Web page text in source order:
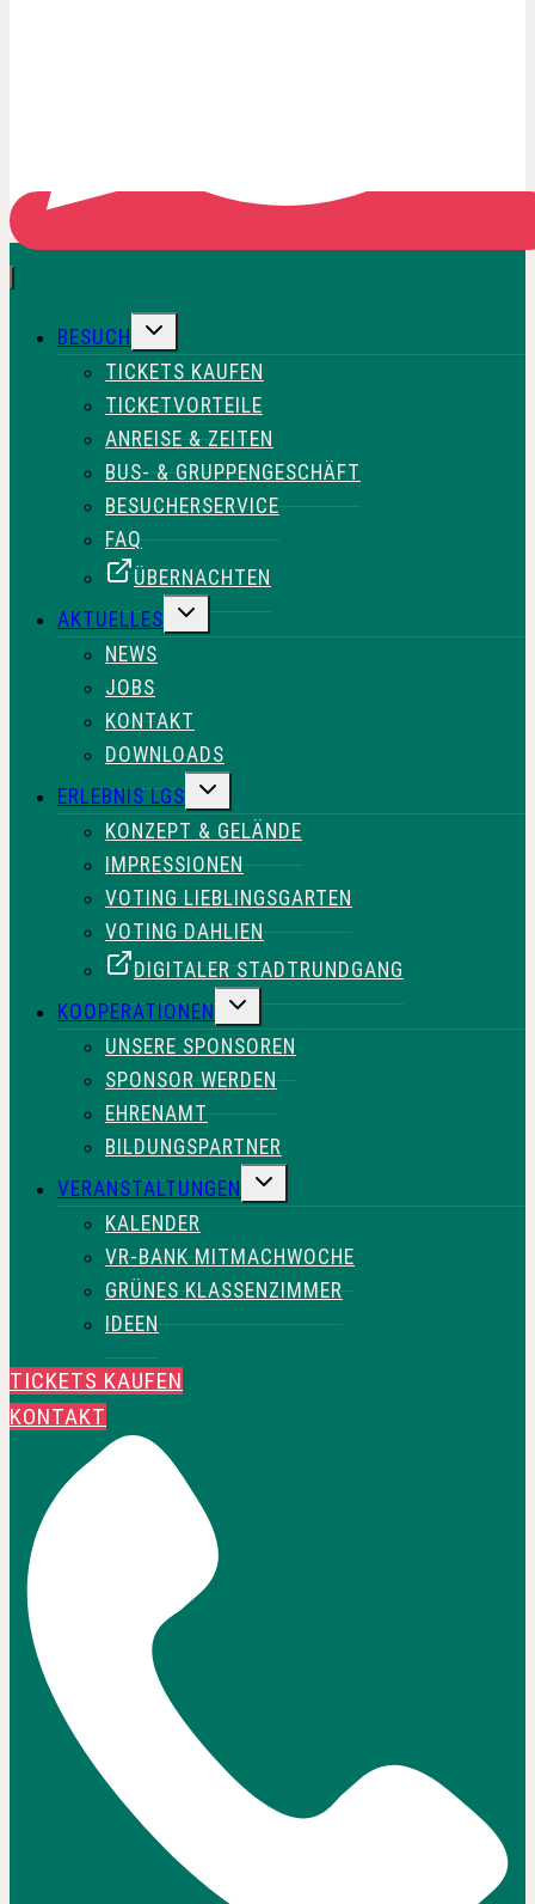
BESUCH
UNTERMENÜ
TICKETS KAUFEN
TICKETVORTEILE
ANREISE & ZEITEN
BUS- & GRUPPENGESCHÄFT
BESUCHERSERVICE
FAQ
ÜBERNACHTEN
AKTUELLES
UNTERMENÜ
NEWS
JOBS
KONTAKT
DOWNLOADS
ERLEBNIS LGS
UNTERMENÜ
KONZEPT & GELÄNDE
IMPRESSIONEN
VOTING LIEBLINGSGARTEN
VOTING DAHLIEN
DIGITALER STADTRUNDGANG
KOOPERATIONEN
UNTERMENÜ
UNSERE SPONSOREN
SPONSOR WERDEN
EHRENAMT
BILDUNGSPARTNER
VERANSTALTUNGEN
UNTERMENÜ
KALENDER
VR-BANK MITMACHWOCHE
GRÜNES KLASSENZIMMER
IDEEN
TICKETS KAUFEN
KONTAKT